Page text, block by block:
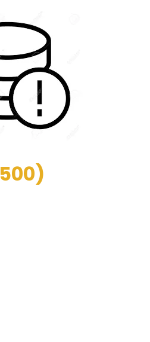
500)